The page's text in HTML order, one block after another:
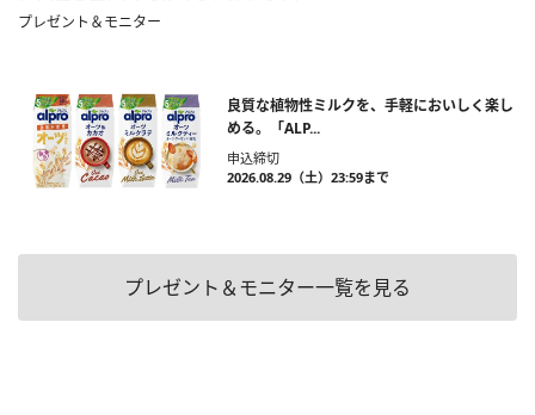
プレゼント＆モニター
良質な植物性ミルクを、手軽においしく楽し
める。「ALP...
申込締切
2026.08.29（土）23:59まで
プレゼント＆モニター一覧を見る